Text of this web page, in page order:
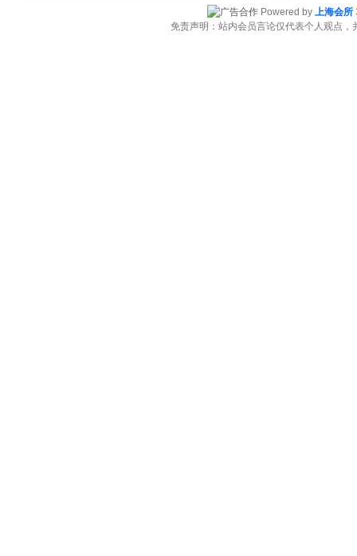
Powered by 上海会所
免责声明：站内会员言论仅代表个人观点